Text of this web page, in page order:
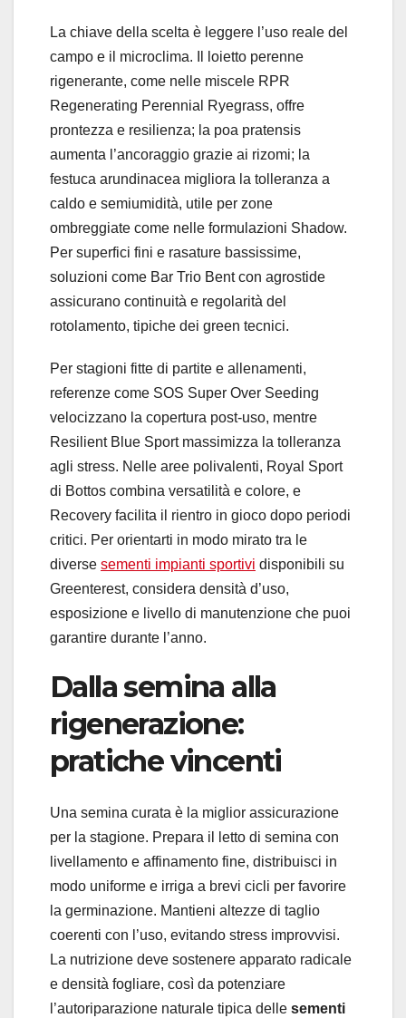
La chiave della scelta è leggere l’uso reale del
campo e il microclima. Il loietto perenne
rigenerante, come nelle miscele RPR
Regenerating Perennial Ryegrass, offre
prontezza e resilienza; la poa pratensis
aumenta l’ancoraggio grazie ai rizomi; la
festuca arundinacea migliora la tolleranza a
caldo e semiumidità, utile per zone
ombreggiate come nelle formulazioni Shadow.
Per superfici fini e rasature bassissime,
soluzioni come Bar Trio Bent con agrostide
assicurano continuità e regolarità del
rotolamento, tipiche dei green tecnici.
Per stagioni fitte di partite e allenamenti,
referenze come SOS Super Over Seeding
velocizzano la copertura post-uso, mentre
Resilient Blue Sport massimizza la tolleranza
agli stress. Nelle aree polivalenti, Royal Sport
di Bottos combina versatilità e colore, e
Recovery facilita il rientro in gioco dopo periodi
critici. Per orientarti in modo mirato tra le
diverse sementi impianti sportivi disponibili su
Greenterest, considera densità d’uso,
esposizione e livello di manutenzione che puoi
garantire durante l’anno.
Dalla semina alla
rigenerazione:
pratiche vincenti
Una semina curata è la miglior assicurazione
per la stagione. Prepara il letto di semina con
livellamento e affinamento fine, distribuisci in
modo uniforme e irriga a brevi cicli per favorire
la germinazione. Mantieni altezze di taglio
coerenti con l’uso, evitando stress improvvisi.
La nutrizione deve sostenere apparato radicale
e densità fogliare, così da potenziare
l’autoriparazione naturale tipica delle sementi